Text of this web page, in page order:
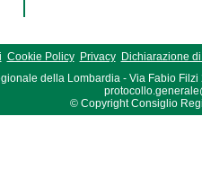
Cookie Policy Privacy
Dichiarazione
della Lombardia - Via Fabio Filzi
© Copyright Consiglio